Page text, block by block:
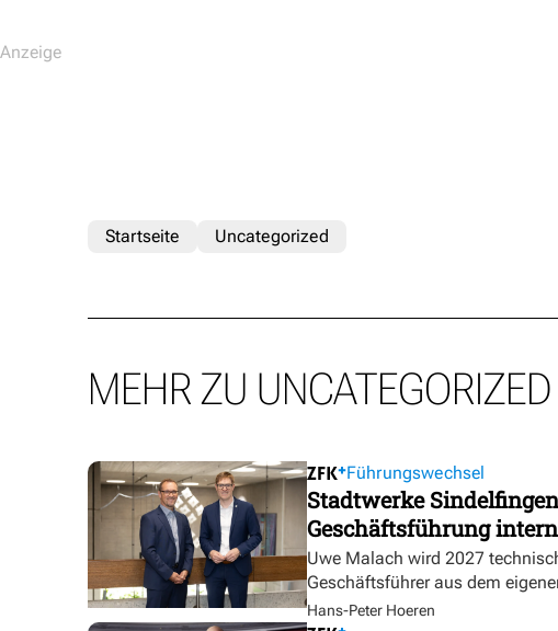
Startseite Uncategorized
MEHR ZU UNCATEGORIZED
Führungswechsel
Stadtwerke
Geschäftsführung intern
Uwe Malach wird 2027
Geschäftsführer aus dem
Hans-Peter Hoeren